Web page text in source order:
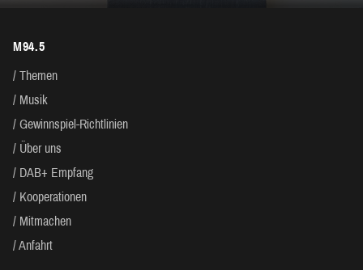
M94.5
Themen
Musik
Gewinnspiel-Richtlinien
Über uns
DAB+ Empfang
Kooperationen
Mitmachen
Anfahrt